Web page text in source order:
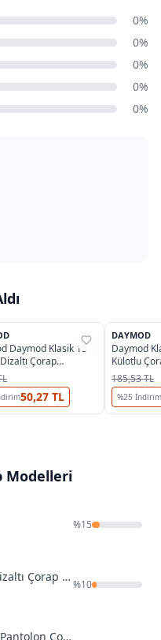
0%
0%
0%
0%
0%
Daymod Klasik 15
Çorap
50,27 TL
%37
DAYMOD
Daymod
Külotlu
185,53 TL
%25 İndirim
Modelleri
%15
Italiana Mikro 40 Kadın Dizaltı Çorap 1014 Beyaz
%10
Penti Siyah Mikro 40 Den Pantolon Çorabı